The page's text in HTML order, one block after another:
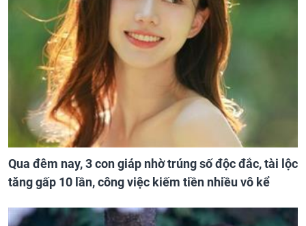
Qua đêm nay, 3 con giáp nhờ trúng số độc đắc, tài lộc
tăng gấp 10 lần, công việc kiếm tiền nhiều vô kể